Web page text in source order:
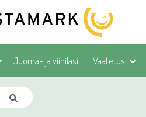
Juoma- ja viinilasit Vaatetus